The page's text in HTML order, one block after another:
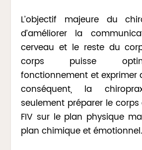
L’objectif majeure du
d’améliorer la
cerveau et le reste du
corps puisse
fonctionnement et exprimer
conséquent, la
seulement préparer le
FIV sur le plan physique
plan chimique et émotionnel.